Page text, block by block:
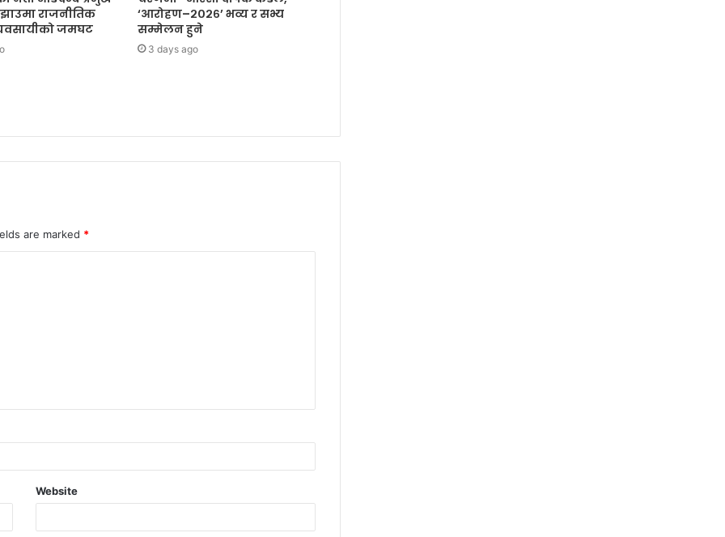
राजनीतिक
जमघट
‘आरोहण–२०२६’ भव्य र सभ्य
सम्मेलन हुने
3 days ago
are marked *
Website